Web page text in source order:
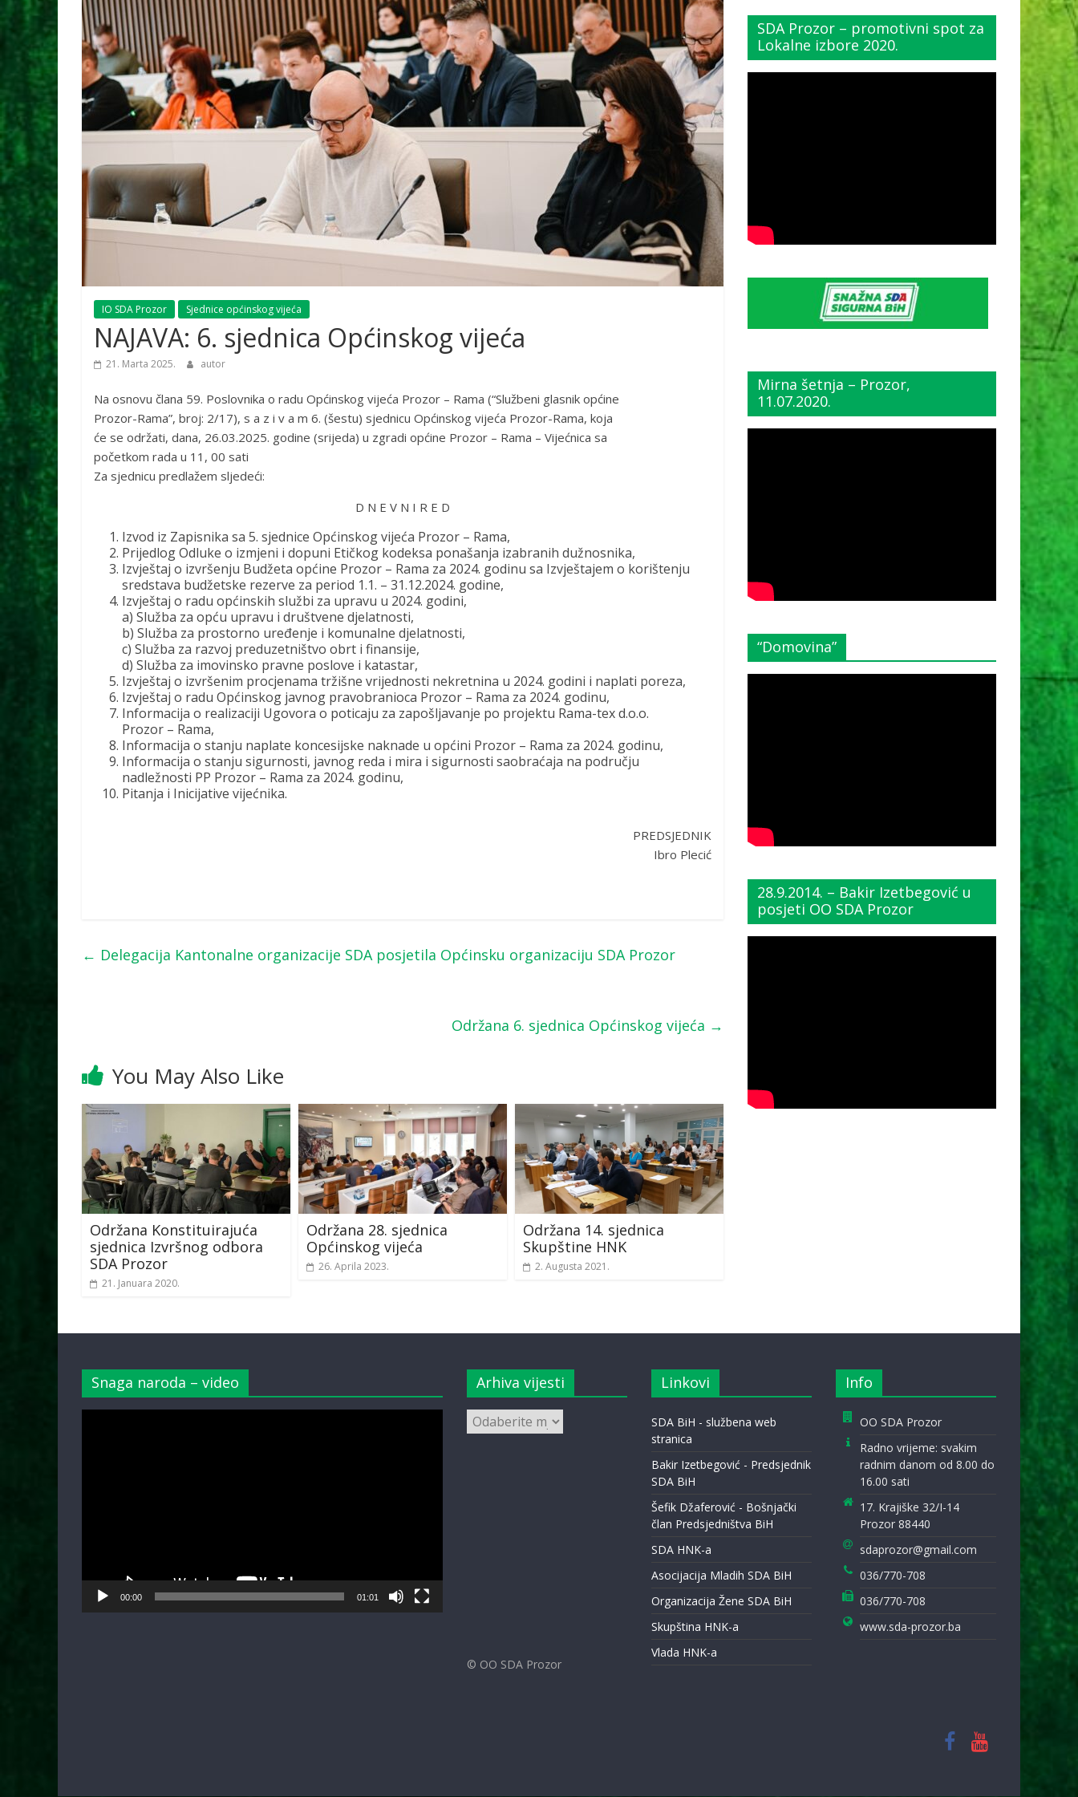
IO SDA Prozor Sjednice općinskog vijeća
NAJAVA: 6. sjednica Općinskog vijeća
21. Marta 2025. autor
Na osnovu člana 59. Poslovnika o radu Općinskog vijeća Prozor – Rama (“Službeni glasnik općine
Prozor-Rama”, broj: 2/17), s a z i v a m 6. (šestu) sjednicu Općinskog vijeća Prozor-Rama, koja
će se održati, dana, 26.03.2025. godine (srijeda) u zgradi općine Prozor – Rama – Vijećnica sa
početkom rada u 11, 00 sati
Za sjednicu predlažem sljedeći:
D N E V N I R E D
Izvod iz Zapisnika sa 5. sjednice Općinskog vijeća Prozor – Rama,
Prijedlog Odluke o izmjeni i dopuni Etičkog kodeksa ponašanja izabranih dužnosnika,
Izvještaj o izvršenju Budžeta općine Prozor – Rama za 2024. godinu sa Izvještajem o korištenju
sredstava budžetske rezerve za period 1.1. – 31.12.2024. godine,
Izvještaj o radu općinskih službi za upravu u 2024. godini,
a) Služba za opću upravu i društvene djelatnosti,
b) Služba za prostorno uređenje i komunalne djelatnosti,
c) Služba za razvoj preduzetništvo obrt i finansije,
d) Služba za imovinsko pravne poslove i katastar,
Izvještaj o izvršenim procjenama tržišne vrijednosti nekretnina u 2024. godini i naplati poreza,
Izvještaj o radu Općinskog javnog pravobranioca Prozor – Rama za 2024. godinu,
Informacija o realizaciji Ugovora o poticaju za zapošljavanje po projektu Rama-tex d.o.o.
Prozor – Rama,
Informacija o stanju naplate koncesijske naknade u općini Prozor – Rama za 2024. godinu,
Informacija o stanju sigurnosti, javnog reda i mira i sigurnosti saobraćaja na području
nadležnosti PP Prozor – Rama za 2024. godinu,
Pitanja i Inicijative vijećnika.
PREDSJEDNIK
Ibro Plecić
← Delegacija Kantonalne organizacije SDA posjetila Općinsku organizaciju SDA Prozor
Održana 6. sjednica Općinskog vijeća →
You May Also Like
Održana Konstituirajuća
sjednica Izvršnog odbora
SDA Prozor
21. Januara 2020.
Održana 28. sjednica
Općinskog vijeća
26. Aprila 2023.
Održana 14. sjednica
Skupštine HNK
2. Augusta 2021.
SDA Prozor – promotivni spot za
Lokalne izbore 2020.
Mirna šetnja – Prozor,
11.07.2020.
“Domovina”
28.9.2014. – Bakir Izetbegović u
posjeti OO SDA Prozor
Snaga naroda – video
00:00 01:01
Arhiva vijesti
Arhiva
vijesti
© OO SDA Prozor
Linkovi
SDA BiH - službena web
stranica
Bakir Izetbegović - Predsjednik
SDA BiH
Šefik Džaferović - Bošnjački
član Predsjedništva BiH
SDA HNK-a
Asocijacija Mladih SDA BiH
Organizacija Žene SDA BiH
Skupština HNK-a
Vlada HNK-a
Info
OO SDA Prozor
Radno vrijeme: svakim
radnim danom od 8.00 do
16.00 sati
17. Krajiške 32/I-14
Prozor 88440
sdaprozor@gmail.com
036/770-708
036/770-708
www.sda-prozor.ba